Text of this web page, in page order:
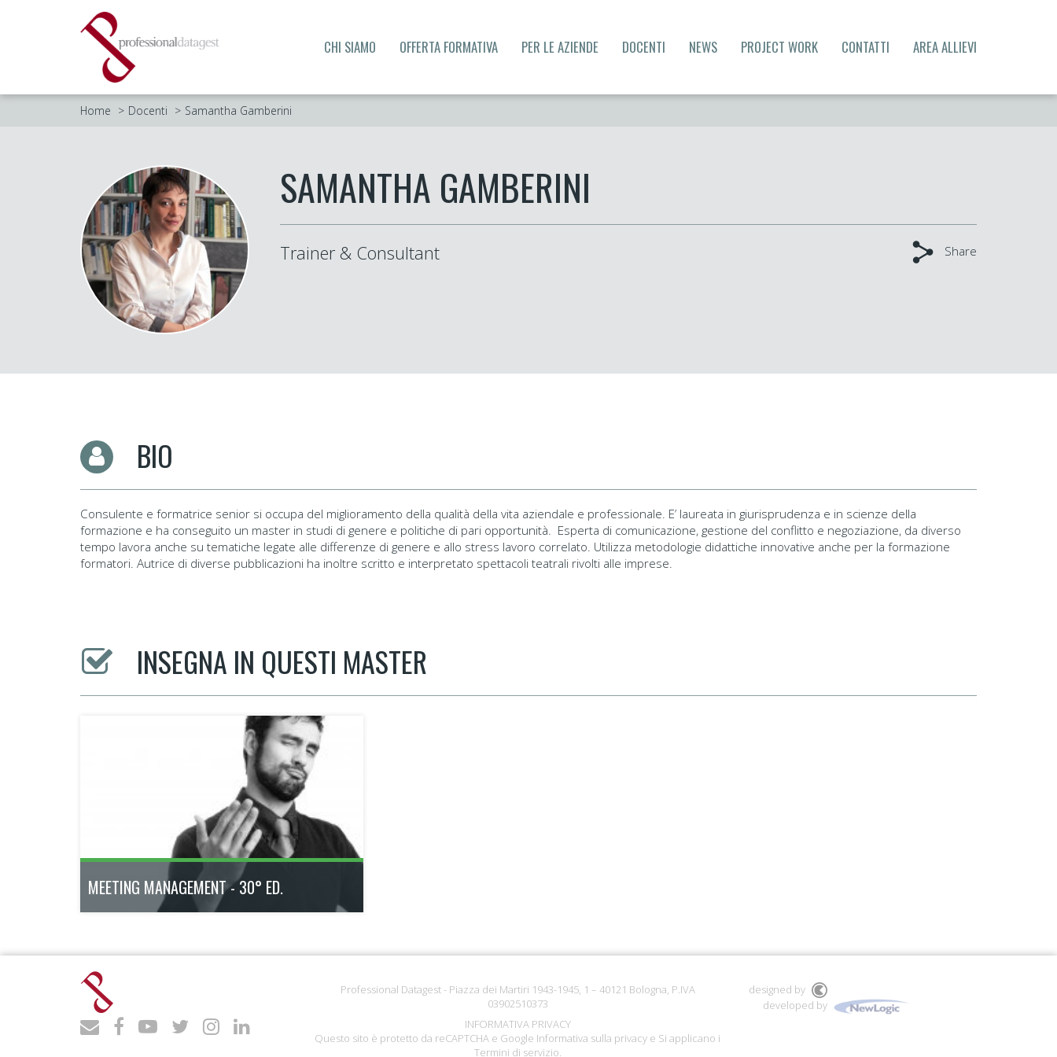
CHI SIAMO OFFERTA FORMATIVA PER LE AZIENDE DOCENTI NEWS PROJECT WORK CONTATTI AREA ALLIEVI
Home Docenti Samantha Gamberini
SAMANTHA GAMBERINI
Trainer & Consultant Share
BIO
Consulente e formatrice senior si occupa del miglioramento della qualità della vita aziendale e professionale. E’ laureata in giurisprudenza e in scienze della
formazione e ha conseguito un master in studi di genere e politiche di pari opportunità. Esperta di comunicazione, gestione del conflitto e negoziazione, da diverso
tempo lavora anche su tematiche legate alle differenze di genere e allo stress lavoro correlato. Utilizza metodologie didattiche innovative anche per la formazione
formatori. Autrice di diverse pubblicazioni ha inoltre scritto e interpretato spettacoli teatrali rivolti alle imprese.
INSEGNA IN QUESTI MASTER
MEETING MANAGEMENT - 30° ED.
eventi. Con il patrocinio di Federcongressi&eventi,
Incentive Industry italiana.
ottobre 2026 - aprile 2027
Scopri di più
Professional Datagest - Piazza dei Martiri 1943-1945, 1 – 40121 Bologna, P.IVA
03902510373
INFORMATIVA PRIVACY
Questo sito è protetto da reCAPTCHA e Google Informativa sulla privacy e Si applicano i
Termini di servizio
designed by
developed by